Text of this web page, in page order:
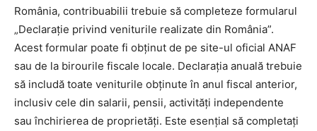
România, contribuabilii trebuie să completeze formularul
„Declarație privind veniturile realizate din România”.
Acest formular poate fi obținut de pe site-ul oficial ANAF
sau de la birourile fiscale locale. Declarația anuală trebuie
să includă toate veniturile obținute în anul fiscal anterior,
inclusiv cele din salarii, pensii, activități independente
sau închirierea de proprietăți. Este esențial să completați